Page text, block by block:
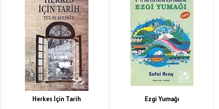
Herkes İçin Tarih Ezgi Yumağı